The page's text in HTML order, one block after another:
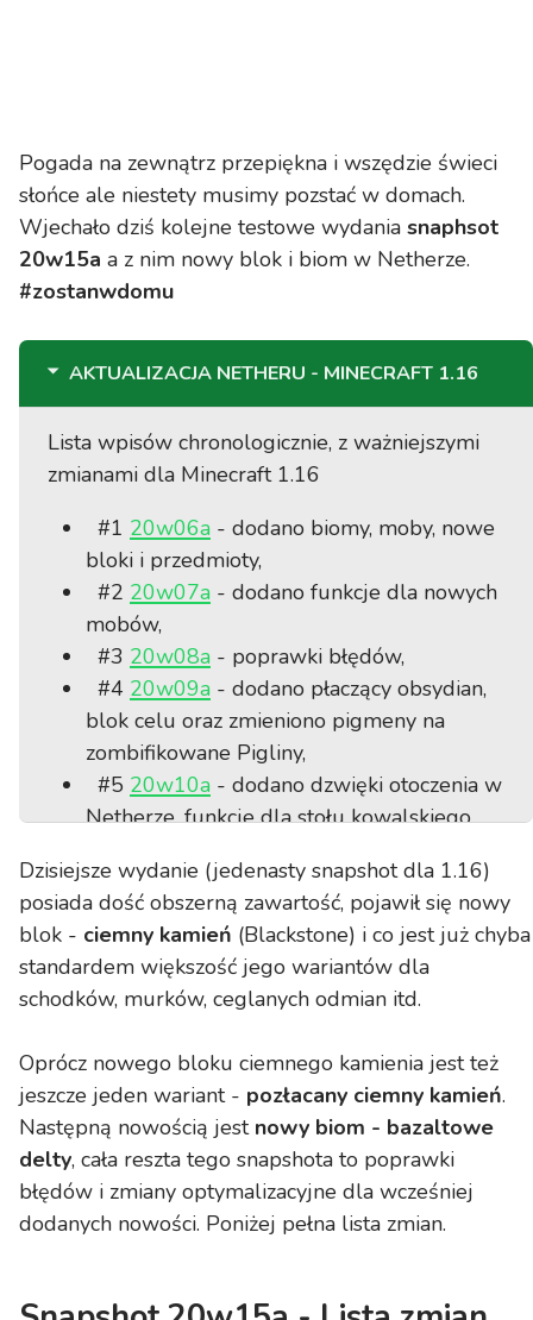
Pogada na zewnątrz przepiękna i wszędzie świeci
słońce ale niestety musimy pozstać w domach.
Wjechało dziś kolejne testowe wydania snaphsot
20w15a a z nim nowy blok i biom w Netherze.
#zostanwdomu
AKTUALIZACJA NETHERU - MINECRAFT 1.16
Lista wpisów chronologicznie, z ważniejszymi
zmianami dla Minecraft 1.16
#1 20w06a- dodano biomy, moby, nowe
bloki i przedmioty,
#2 20w07a- dodano funkcje dla nowych
mobów,
#3 20w08a- poprawki błędów,
#4 20w09a- dodano płaczący obsydian,
blok celu oraz zmieniono pigmeny na
zombifikowane Pigliny,
#5 20w10a- dodano dzwięki otoczenia w
Netherze, funkcje dla stołu kowalskiego,
#620w11a- dodano nowe zaklęcie -
prędkości dusz (Soul Speed), dodano nowy
wariant rudy złota, dodano wykręcone
pnącza,
#720w12a - dodano kotwicę odrodzenia
#820w13a- dodano moba Magmołaza
oraz blok Magnetytu,
#920w13b - poprawiono krytyczny błąd
z punktek odrodzenia (respawnu),
#1020w14a- dodano moba Zoglina,
zmieniono tło w menu głównym,
nowy biom,
Dzisiejsze wydanie (jedenasty snapshot dla 1.16)
posiada dość obszerną zawartość, pojawił się nowy
blok - ciemny kamień (Blackstone) i co jest już chyba
standardem większość jego wariantów dla
schodków, murków, ceglanych odmian itd.
Oprócz nowego bloku ciemnego kamienia jest też
jeszcze jeden wariant - pozłacany ciemny kamień.
Następną nowością jest nowy biom - bazaltowe
delty, cała reszta tego snapshota to poprawki
błędów i zmiany optymalizacyjne dla wcześniej
dodanych nowości. Poniżej pełna lista zmian.